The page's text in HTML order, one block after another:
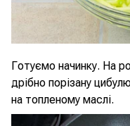
Готуємо начинку. На
дрібно порізану
на топленому маслі.